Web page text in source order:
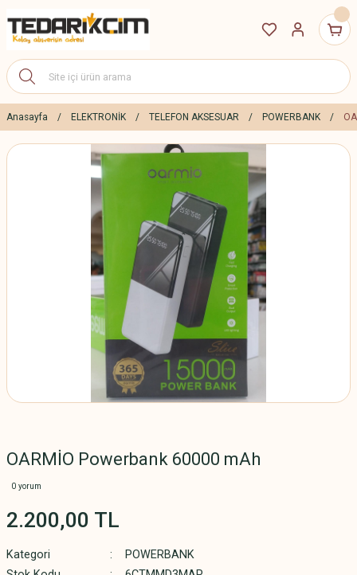
Anasayfa ELEKTRONİK TELEFON AKSESUAR POWERBANK
OARMİO Powerbank 60000 mAh
0 yorum
2.200,00 TL
Kategori
POWERBANK